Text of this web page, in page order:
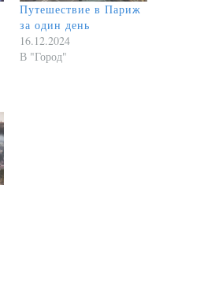
Путешествие в Париж
за один день
16.12.2024
В "Город"